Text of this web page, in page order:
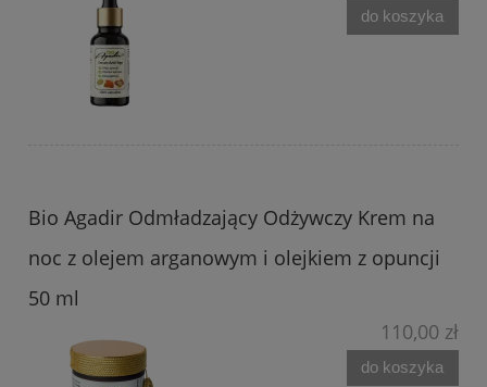
do koszyka
Bio Agadir Odmładzający Odżywczy Krem na
noc z olejem arganowym i olejkiem z opuncji
50 ml
110,00 zł
do koszyka